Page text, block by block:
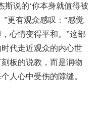
斯说的‘你本身就值得被
”更有观众感叹：“感觉
心情变得平和。”这部
代走近观众的内心世
板的说教，而是润物
人心中受伤的隙缝。